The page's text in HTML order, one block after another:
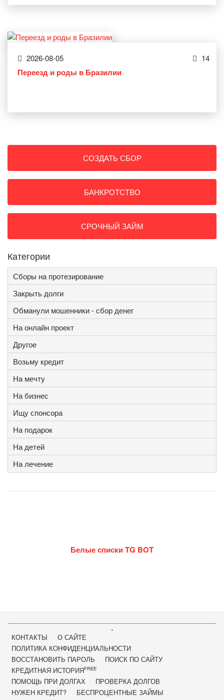
2026-08-05 14
Переезд и роды в Бразилии
СОЗДАТЬ СБОР
БАНКРОТСТВО
СРОЧНЫЙ ЗАЙМ
Категории
Сборы на протезирование
Закрыть долги
Обманули мошенники - сбор денег
На онлайн проект
Другое
Возьму кредит
На мечту
На бизнес
Ищу спонсора
На подарок
На детей
На лечение
Белые списки TG BOT
-
КОНТАКТЫ
О САЙТЕ
ПОЛИТИКА КОНФИДЕНЦИАЛЬНОСТИ
ВОССТАНОВИТЬ ПАРОЛЬ
ПОИСК ПО САЙТУ
КРЕДИТНАЯ ИСТОРИЯFREE
ПОМОЩЬ ПРИ ДОЛГАХ
ПРОВЕРКА ДОЛГОВ
НУЖЕН КРЕДИТ?
БЕСПРОЦЕНТНЫЕ ЗАЙМЫ